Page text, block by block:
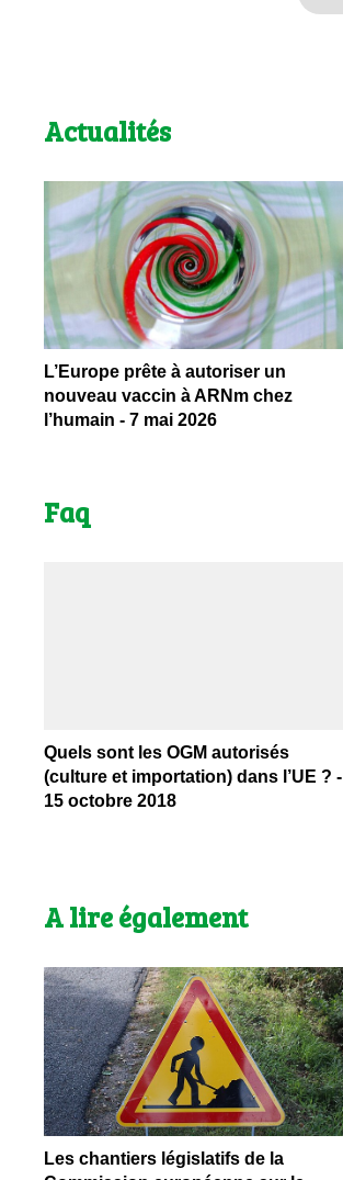
Actualités
L’Europe prête à autoriser un
nouveau vaccin à ARNm chez
l’humain - 7 mai 2026
Faq
Quels sont les OGM autorisés
(culture et importation) dans l’UE ? -
15 octobre 2018
A lire également
Les chantiers législatifs de la